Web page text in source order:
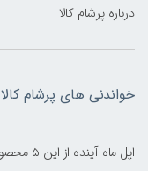
درباره پرشام کالا
خواندنی های پرشام کالا
اپل ماه آینده از این ۵ محصول جدید رونمایی می‌کند